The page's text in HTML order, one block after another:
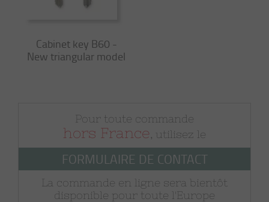
Cabinet key B60 -
New triangular model
Pour toute commande
hors France , utilisez le
FORMULAIRE DE CONTACT
La commande en ligne sera bientôt
disponible pour toute l'Europe